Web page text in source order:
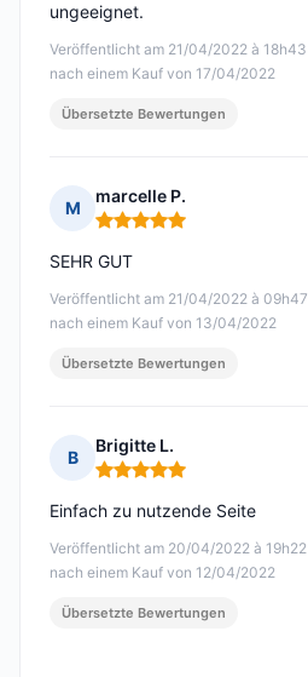
Veröffentlicht am 21/04/2022 à 18h43
nach einem Kauf von 17/04/2022
ungeeignet.
Übersetzte Bewertungen
M
marcelle P.
Hinweis: 5 von 5
Veröffentlicht am 21/04/2022 à 09h47
nach einem Kauf von 13/04/2022
SEHR GUT
Übersetzte Bewertungen
B
Brigitte L.
Hinweis: 5 von 5
Veröffentlicht am 20/04/2022 à 19h22
nach einem Kauf von 12/04/2022
Einfach zu nutzende Seite
Übersetzte Bewertungen